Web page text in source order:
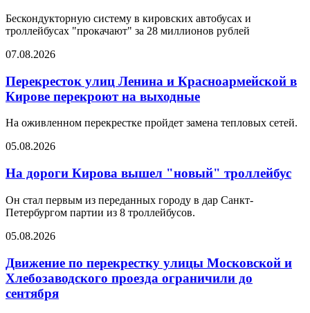
Бескондукторную систему в кировских автобусах и
троллейбусах "прокачают" за 28 миллионов рублей
07.08.2026
Перекресток улиц Ленина и Красноармейской в
Кирове перекроют на выходные
На оживленном перекрестке пройдет замена тепловых сетей.
05.08.2026
На дороги Кирова вышел "новый" троллейбус
Он стал первым из переданных городу в дар Санкт-
Петербургом партии из 8 троллейбусов.
05.08.2026
Движение по перекрестку улицы Московской и
Хлебозаводского проезда ограничили до
сентября